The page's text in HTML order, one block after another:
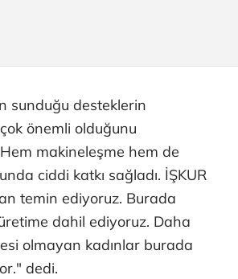
sunduğu desteklerin
önemli olduğunu
makineleşme hem de
ciddi katkı sağladı. İŞKUR
temin ediyoruz. Burada
dahil ediyoruz. Daha
olmayan kadınlar burada
dedi.